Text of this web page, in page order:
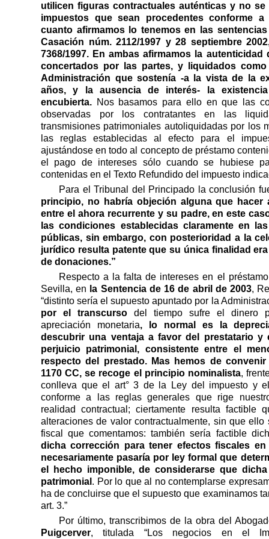
utilicen figuras contractuales auténticas y no
impuestos que sean procedentes conforme a
cuanto afirmamos lo tenemos en las
Casación núm. 2112/1997 y 28 septiembre
7368/1997. En ambas afirmamos la
concertados por las partes, y liquidados
Administración que sostenía -a la vista de la
años, y la ausencia de interés- la
encubierta. Nos basamos para ello en que las
observadas por los contratantes en las
transmisiones patrimoniales autoliquidadas por los
las reglas establecidas al efecto para el
ajustándose en todo al concepto de préstamo
el pago de intereses sólo cuando se hubiese
contenidas en el Texto Refundido del impuesto
Para el Tribunal del Principado la conclusión
principio, no habría objeción alguna que hacer
entre el ahora recurrente y su padre, en este
las condiciones establecidas claramente en
públicas, sin embargo, con posterioridad a la
jurídico resulta patente que su única finalidad
de donaciones.”
Respecto a la falta de intereses en el
Sevilla, en la Sentencia de 16 de abril de 2003,
“distinto sería el supuesto apuntado por la
por el transcurso del tiempo sufre el dinero
apreciación monetaria, lo normal es la
descubrir una ventaja a favor del prestatario y
perjuicio patrimonial, consistente entre el
respecto del prestado. Mas hemos de
1170 CC, se recoge el principio nominalista,
conlleva que el art° 3 de la Ley del impuesto y
conforme a las reglas generales que rige
realidad contractual; ciertamente resulta factible
alteraciones de valor contractualmente, sin que
fiscal que comentamos: también sería factible
dicha corrección para tener efectos fiscales
necesariamente pasaría por ley formal que
el hecho imponible, de considerarse que
patrimonial . Por lo que al no contemplarse
ha de concluirse que el supuesto que examinamos
art. 3.”
Por último, transcribimos de la obra del
Puigcerver, titulada “Los negocios en el